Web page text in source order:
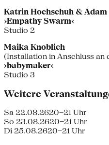
Katrin Hochschuh & Adam
›Empathy Swarm‹
Studio 2
Maika Knoblich
(Installation in Anschluss an
›babymaker‹
Studio 3
Weitere
Sa 22.08.2620–21 Uhr
So 23.08.2620–21 Uhr
Di 25.08.2620–21 Uhr